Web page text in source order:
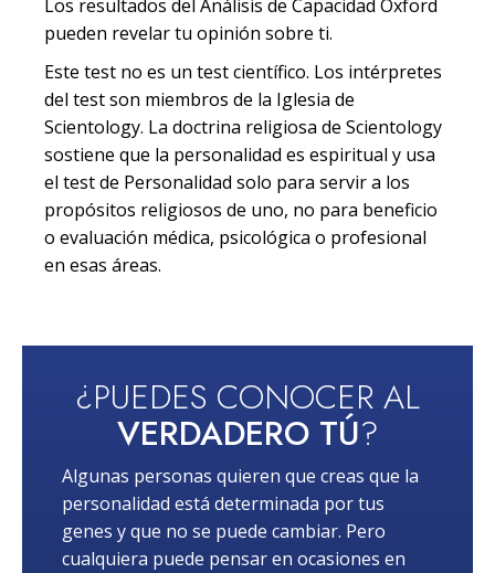
Los resultados del Análisis de Capacidad Oxford
pueden revelar tu opinión sobre ti.
Este test no es un test científico. Los intérpretes
del test son miembros de la Iglesia de
Scientology. La doctrina religiosa de Scientology
sostiene que la personalidad es espiritual y usa
el test de Personalidad solo para servir a los
propósitos religiosos de uno, no para beneficio
o evaluación médica, psicológica o profesional
en esas áreas.
¿PUEDES CONOCER AL
VERDADERO TÚ?
Algunas personas quieren que creas que la
personalidad está determinada por tus
genes y que no se puede cambiar. Pero
cualquiera puede pensar en ocasiones en